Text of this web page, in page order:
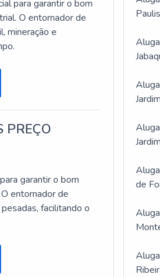
para garantir o bom
O entornador de
mineração e
PREÇO
garantir o bom
entornador de
facilitando o
de